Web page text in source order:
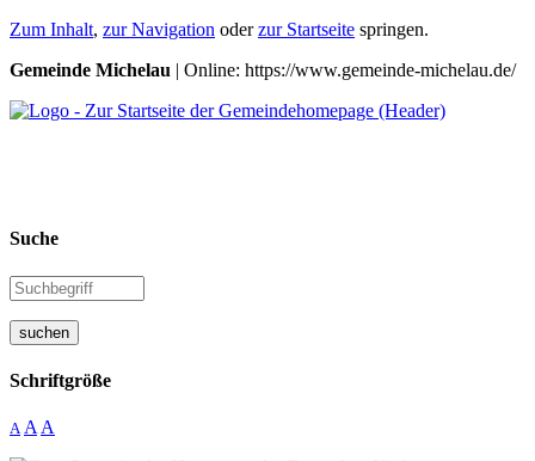
Zum Inhalt, zur Navigation oderzur Startseite springen.
Gemeinde Michelau | Online: https://www.gemeinde-michelau.de/
Suche
suchen
Schriftgröße
A A A